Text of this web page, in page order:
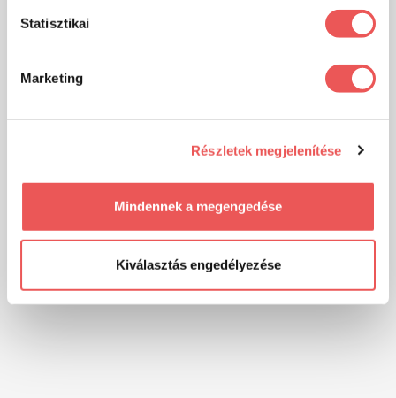
Statisztikai
Marketing
Részletek megjelenítése
Mindennek a megengedése
Kiválasztás engedélyezése